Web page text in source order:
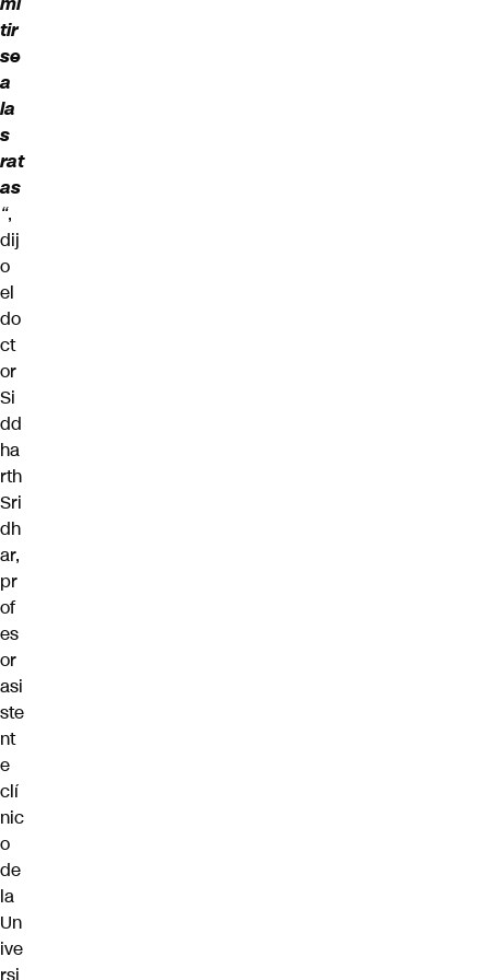
tir
se
a
la
s
rat
as
“,
dij
o
el
do
ct
or
Si
dd
ha
rth
Sri
dh
ar,
pr
of
es
or
asi
ste
nt
e
clí
nic
o
de
la
Un
ive
rsi